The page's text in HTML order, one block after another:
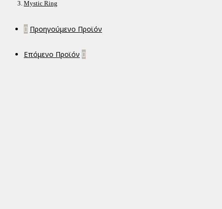
Mystic Ring
Προηγούμενο Προϊόν
Επόμενο Προϊόν